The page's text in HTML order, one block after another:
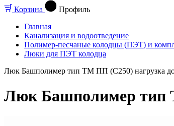
Корзина
Профиль
Главная
Канализация и водоотведение
Полимер-песчаные колодцы (ПЭТ) и
Люки для ПЭТ колодца
Люк Башполимер тип ТМ ПП (С250) нагрузка до
Люк Башполимер тип